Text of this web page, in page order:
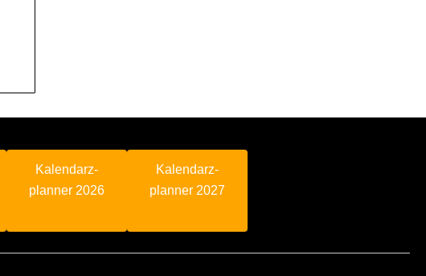
Kalendarz-
planner 2026
Kalendarz-
planner 2027